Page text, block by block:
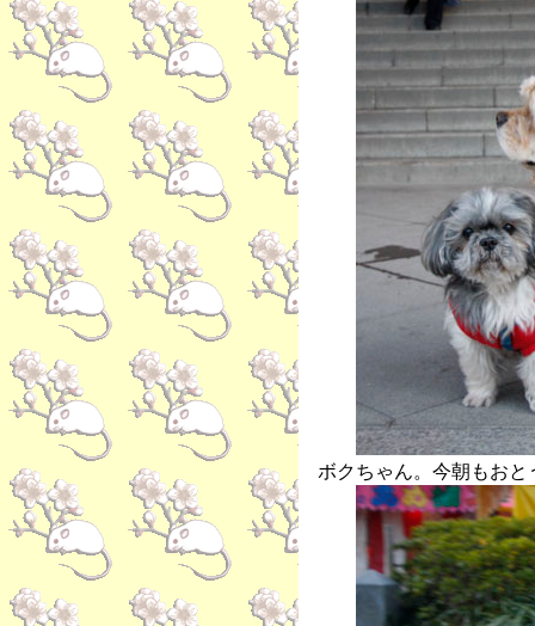
ボクちゃん。今朝もおと